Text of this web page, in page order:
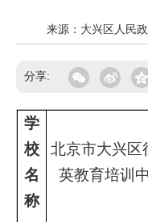
来源：大兴区人民
分享:
学
校
名
称
北京市大兴区
英教育培训